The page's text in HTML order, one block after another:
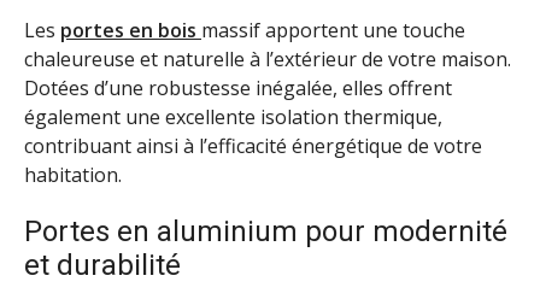
Les portes en bois massifapportent une touche
chaleureuse et naturelle à l’extérieur de votre maison.
Dotées d’une robustesse inégalée, elles offrent
également une excellente isolation thermique,
contribuant ainsi à l’efficacité énergétique de votre
habitation.
Portes en aluminium pour modernité
et durabilité